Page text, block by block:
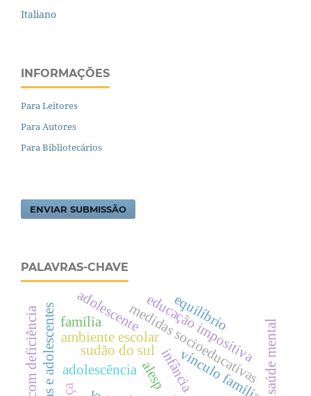
Italiano
INFORMAÇÕES
Para Leitores
Para Autores
Para Bibliotecários
ENVIAR SUBMISSÃO
PALAVRAS-CHAVE
infância
adolescência vínculo familiar
crianças e adolescentes saúde mental
medidas socioeducativas
educação impositiva
ambiente escolar
equilíbrio
sudão do sul
adolescente
alesp
família